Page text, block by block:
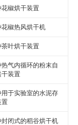
花椒烘干装置
花椒热风烘干机
茶叶烘干装置
气内循环的粉末自
干装置
用于实验室的水泥存
置
封闭式的稻谷烘干机